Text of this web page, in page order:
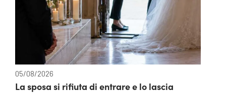
05/08/2026
La sposa si rifiuta di entrare e lo lascia